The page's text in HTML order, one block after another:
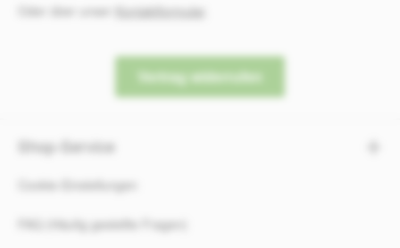
Oder über unser
Kontaktformular
Vertrag widerrufen
Shop-Service
Cookie-Einstellungen
FAQ (Häufig gestellte Fragen)